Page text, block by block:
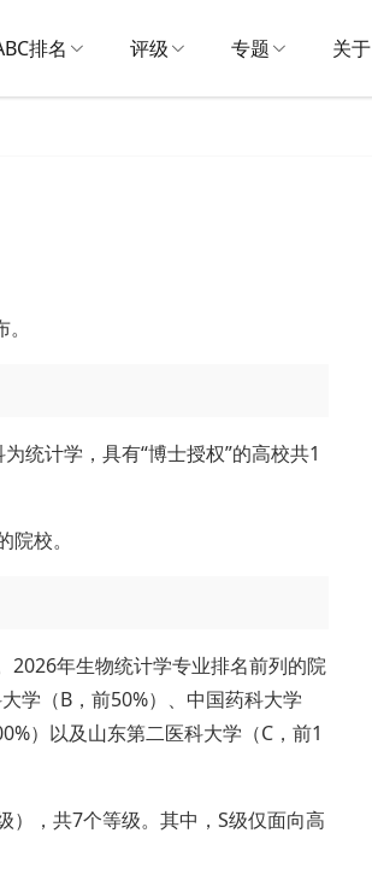
排名 评级 专题 关于
统计学，具有“博士授权”的高校共1
校。
2026年生物统计学专业排名前列的院
学（B，前50%）、中国药科大学
）以及山东第二医科大学（C，前1
），共7个等级。其中，S级仅面向高